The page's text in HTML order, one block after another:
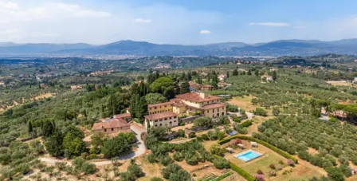
betoverende uitbreiding van de woonruimte en biedt
toegang tot de rust van een intieme binnentuin.
De indeling van de binnenruimtes ontvouwt zich
harmonieus overdrie verdiepingenen creëert een
majestueus volume waarin licht en de onafhankelijkheid
van de looproutes centraal staan. De veelzijdigheid van
het landgoed wordt vergroot door twee volledig van